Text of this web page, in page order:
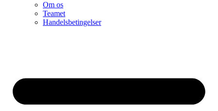
Om os
Teamet
Handelsbetingelser